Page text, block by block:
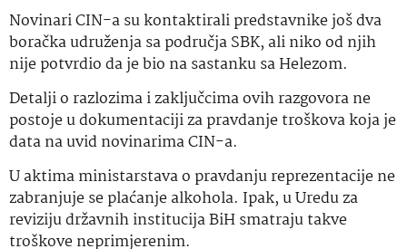
Novinari CIN-a su kontaktirali predstavnike još dva
boračka udruženja sa područja SBK, ali niko od njih
nije potvrdio da je bio na sastanku sa Helezom.
Detalji o razlozima i zaključcima ovih razgovora ne
postoje u dokumentaciji za pravdanje troškova koja je
data na uvid novinarima CIN-a.
U aktima ministarstava o pravdanju reprezentacije ne
zabranjuje se plaćanje alkohola. Ipak, u Uredu za
reviziju državnih institucija BiH smatraju takve
troškove neprimjerenim.